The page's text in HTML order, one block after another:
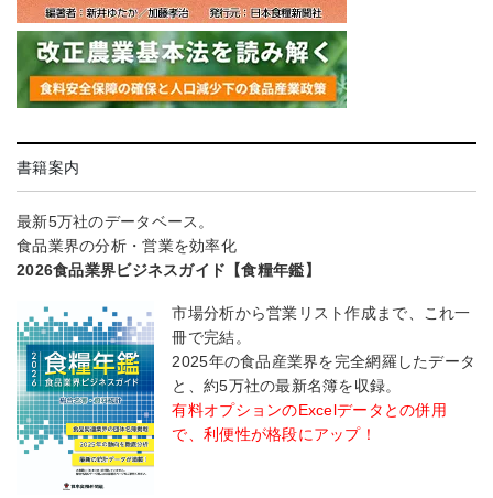
書籍案内
最新5万社のデータベース。
食品業界の分析・営業を効率化
2026食品業界ビジネスガイド【食糧年鑑】
市場分析から営業リスト作成まで、これ一
冊で完結。
2025年の食品産業界を完全網羅したデータ
と、約5万社の最新名簿を収録。
有料オプションのExcelデータとの併用
で、利便性が格段にアップ！